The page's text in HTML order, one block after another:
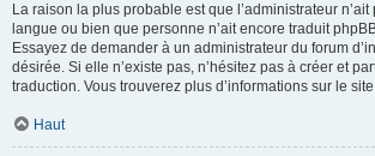
La raison la plus probable est que l’administrateur
langue ou bien que personne n’ait encore traduit
Essayez de demander à un administrateur du forum
désirée. Si elle n’existe pas, n’hésitez pas à créer et
traduction. Vous trouverez plus d’informations sur le
Haut